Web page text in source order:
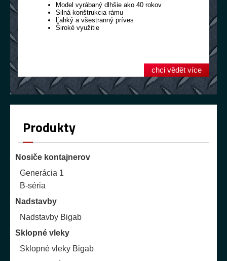
– 12Model vyrábaný dlhšie ako 40 rokov
Silná konštrukcia rámu
Ľahký a všestranný príves
Široké využitie
chci vědět více
Produkty
Nosiče kontajnerov
Generácia 1
B-séria
Nadstavby
Nadstavby Bigab
Sklopné vleky
Sklopné vleky Bigab